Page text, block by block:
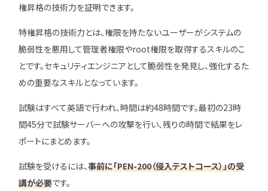
権昇格の技術力を証明できます。
特権昇格の技術力とは、権限を持たないユーザーがシステムの
脆弱性を悪用して管理者権限やroot権限を取得するスキルのこ
とです。セキュリティエンジニアとして脆弱性を発見し、強化するた
めの重要なスキルとなっています。
試験はすべて英語で行われ、時間は約48時間です。最初の23時
間45分で試験サーバーへの攻撃を行い、残りの時間で結果をレ
ポートにまとめます。
試験を受けるには、事前に「PEN-200（侵入テストコース）」の受
講が必要です。